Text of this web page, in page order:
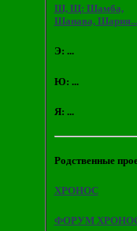
Ш, Щ: Шамба,
Шанава, Шария...
Э: ...
Ю: ...
Я: ...
Родственные
ХРОНОС
ФОРУМ